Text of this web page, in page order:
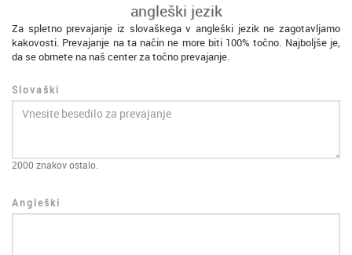
angleški jezik
Za spletno prevajanje iz slovaškega v angleški jezik ne zagotavljamo
kakovosti. Prevajanje na ta način ne more biti 100% točno. Najboljše je,
da se obrnete na naš center za točno prevajanje.
Slovaški
2000 znakov ostalo.
Angleški